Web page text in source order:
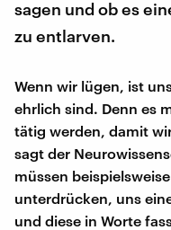
sagen und ob es
zu entlarven.
Wenn wir lügen, ist
ehrlich sind. Denn es
tätig werden, damit
sagt der
müssen
unterdrücken, uns
und diese in Worte